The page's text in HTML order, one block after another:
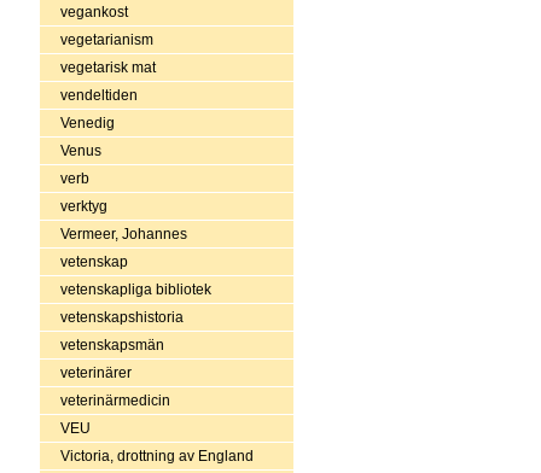
vegankost
vegetarianism
vegetarisk mat
vendeltiden
Venedig
Venus
verb
verktyg
Vermeer, Johannes
vetenskap
vetenskapliga bibliotek
vetenskapshistoria
vetenskapsmän
veterinärer
veterinärmedicin
VEU
Victoria, drottning av England